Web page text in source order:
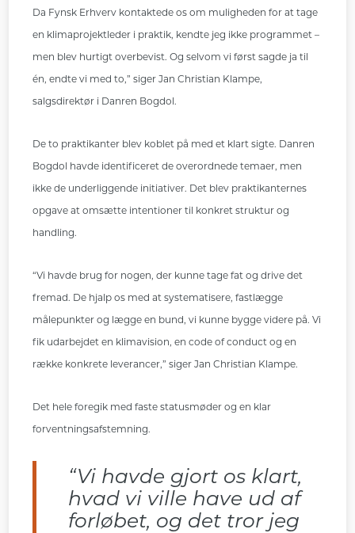
Da Fynsk Erhverv kontaktede os om muligheden for at tage
en klimaprojektleder i praktik, kendte jeg ikke programmet –
men blev hurtigt overbevist. Og selvom vi først sagde ja til
én, endte vi med to,” siger Jan Christian Klampe,
salgsdirektør i Danren Bogdol.
De to praktikanter blev koblet på med et klart sigte. Danren
Bogdol havde identificeret de overordnede temaer, men
ikke de underliggende initiativer. Det blev praktikanternes
opgave at omsætte intentioner til konkret struktur og
handling.
“Vi havde brug for nogen, der kunne tage fat og drive det
fremad. De hjalp os med at systematisere, fastlægge
målepunkter og lægge en bund, vi kunne bygge videre på. Vi
fik udarbejdet en klimavision, en code of conduct og en
række konkrete leverancer,” siger Jan Christian Klampe.
Det hele foregik med faste statusmøder og en klar
forventningsafstemning.
“Vi havde gjort os klart,
hvad vi ville have ud af
forløbet, og det tror jeg